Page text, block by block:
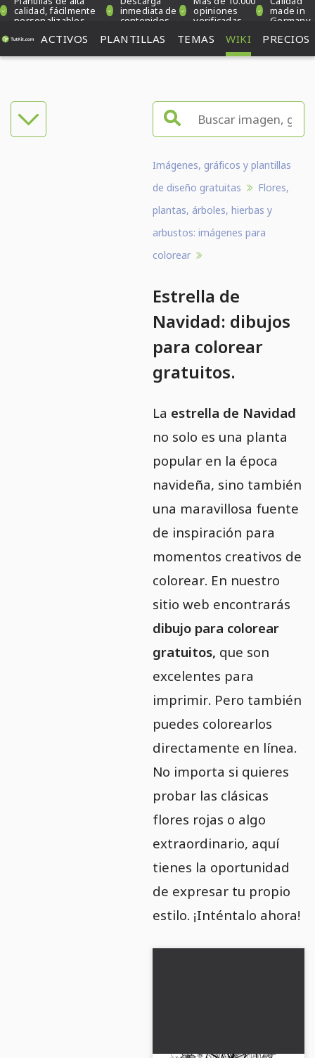
calidad, fácilmente
personalizables
inmediata de
contenidos
opiniones
verificadas
made in
Germany
ACTIVOS PLANTILLAS TEMAS WIKI PRECIOS
Imágenes, gráficos y plantillas
de diseño gratuitas
Flores,
plantas, árboles, hierbas y
arbustos: imágenes para
colorear
Estrella de
Navidad: dibujos
para colorear
gratuitos.
La estrella de Navidad
no solo es una planta
popular en la época
navideña, sino también
una maravillosa fuente
de inspiración para
momentos creativos de
colorear. En nuestro
sitio web encontrarás
dibujo para colorear
gratuitos, que son
excelentes para
imprimir. Pero también
puedes colorearlos
directamente en línea.
No importa si quieres
probar las clásicas
flores rojas o algo
extraordinario, aquí
tienes la oportunidad
de expresar tu propio
estilo. ¡Inténtalo ahora!